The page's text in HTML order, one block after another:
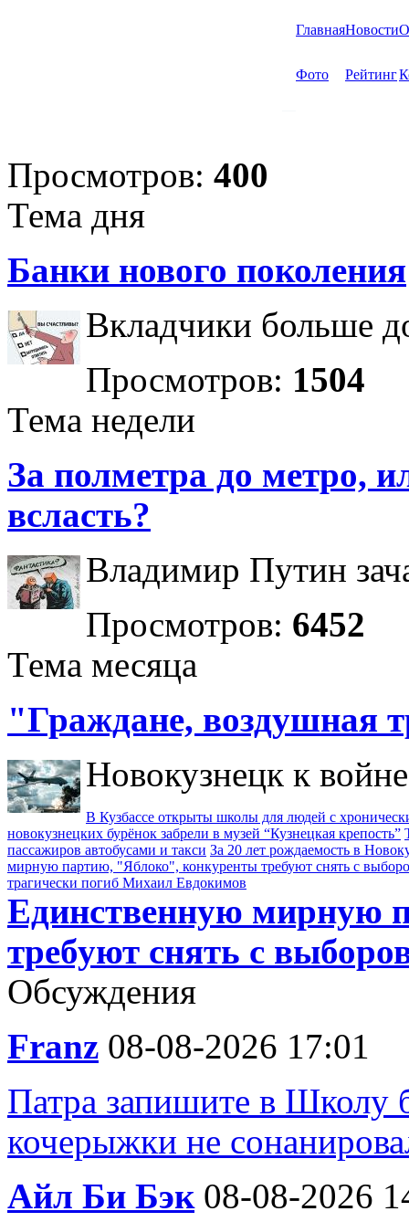
ГлавнаяНовости
Фото Рейтинг
Просмотров: 400
Тема дня
Банки нового поколения
Вкладчики больше
Просмотров: 1504
Тема недели
За полметра до метро,
всласть?
Владимир Путин
Просмотров: 6452
Тема месяца
"Граждане, воздушная
Новокузнецк к
В Кузбассе открыты школы для людей с
новокузнецких бурёнок забрели в музей “Кузнецкая крепость”
пассажиров автобусами и такси За 20 лет рождаемость в
мирную партию, "Яблоко", конкуренты требуют снять с
трагически погиб Михаил Евдокимов
Единственную мирную
требуют снять с
Обсуждения
Franz 08-08-2026 17:01
Патра запишите в Школу
кочерыжки не
Айл Би Бэк08-08-2026